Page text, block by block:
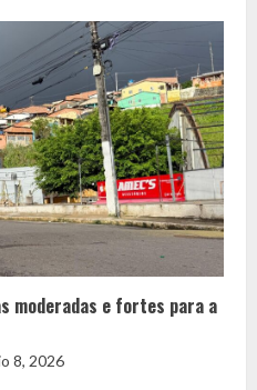
moderadas e fortes para a
8, 2026